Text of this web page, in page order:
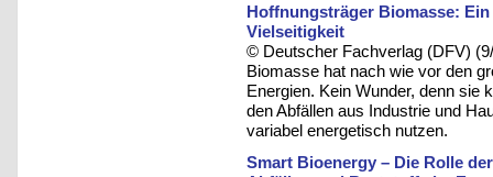
Hoffnungsträger Biomasse:
Vielseitigkeit
© Deutscher Fachverlag (DFV)
Biomasse hat nach wie vor den
Energien. Kein Wunder, denn sie
den Abfällen aus Industrie und
variabel energetisch nutzen.
Smart Bioenergy – Die Rolle